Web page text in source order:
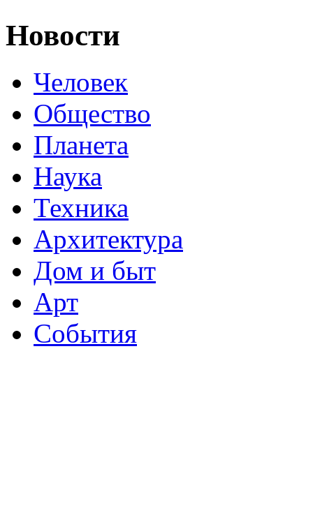
Новости
Человек
Общество
Планета
Наука
Техника
Архитектура
Дом и быт
Арт
События